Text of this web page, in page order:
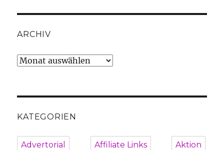
ARCHIV
Archiv
KATEGORIEN
Advertorial Affiliate Links Aktion